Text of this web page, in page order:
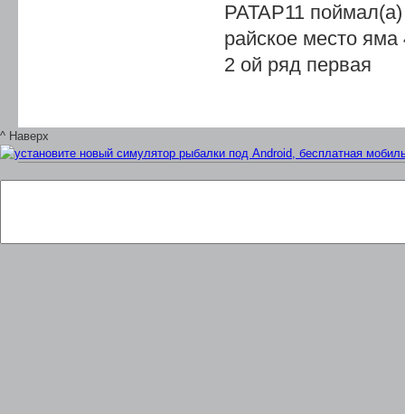
PATAP11
райское место
2 ой ряд первая
^ Наверх